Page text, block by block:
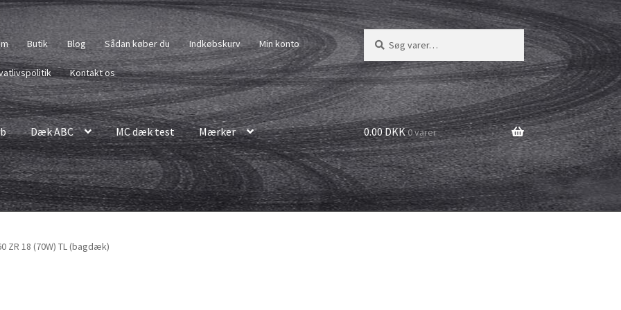
Butik Blog Sådan køber du Indkøbskurv Min konto
Kontakt os
Søg
efter:
Søg
Dæk ABC MC dæk test Mærker 0.00 DKK0 varer
ZR 18 (70W) TL (bagdæk)